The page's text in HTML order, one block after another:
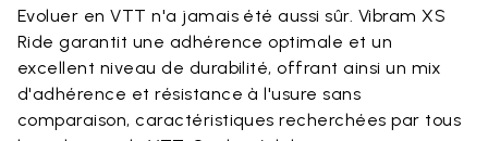
Evoluer en VTT n'a jamais été aussi sûr. Vibram XS
Ride garantit une adhérence optimale et un
excellent niveau de durabilité, offrant ainsi un mix
d'adhérence et résistance à l'usure sans
comparaison, caractéristiques recherchées par tous